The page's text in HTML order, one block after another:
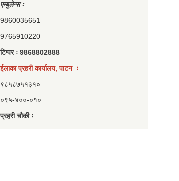
एम्बुलेन्स ः
9860035651
9765910220
टिप्पर ः 9868802888
ईलाका प्रहरी कार्यालय, पाटन ः
९८५८७५१३१०
०९५-४००-०१०
प्रहरी चौकी ः